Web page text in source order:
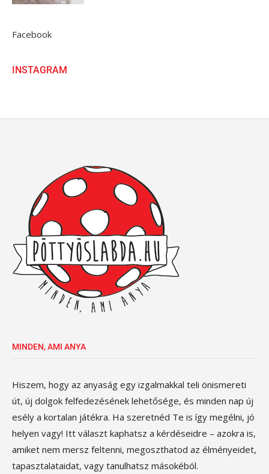
Facebook
INSTAGRAM
MINDEN, AMI ANYA
Hiszem, hogy az anyaság egy izgalmakkal teli önismereti
út, új dolgok felfedezésének lehetősége, és minden nap új
esély a kortalan játékra. Ha szeretnéd Te is így megélni, jó
helyen vagy! Itt választ kaphatsz a kérdéseidre – azokra is,
amiket nem mersz feltenni, megoszthatod az élményeidet,
tapasztalataidat, vagy tanulhatsz másokéból.